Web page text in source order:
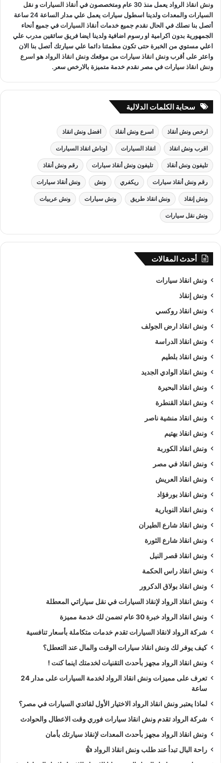
:
ونش انقاذ الرواد يعمل منذ 30 عام ومتخصصون في أنقاذ السياراتو نقل
السيارات
والمعدات ولدينا اسطول سيارات يعمل علي مدار الساعة 24 ساعة
أتصل بنا نصلك في الحال نقدم جميع خدماتأنقاذ السياراتفي جميع أنحاء
الجمهورية بدون اكرامية او رسوم اضافية ولدينا ايضا فريق سائقين مدرب علي
اعلي مستوي من الخبرة حتى تكون مطمئنا دائما علي سيارتك أتصل بنا الان
واعثر علىأقرب ونش انقاذ سياراتمن موقعك ونش انقاذ الرواد هو اسرع
ونش انقاذ سياراتفي مصر نقدم خدمة متميزة بالارخص سعر.
سحابة الكلمات الدلالية
ارخص ونش أنقاذ اسرع ونش أنقاذ افضل ونش انقاذ
اقرب ونش انقاذ انقاذ السيارات اوناش انقاذ السيارات
تليفون ونش أنقاذ تليفون ونش أنقاذ سيارات رقم ونش أنقاذ
رقم ونش أنقاذ سيارات ريكفري ونش ونش أنقاذ سيارات
ونش إنقاذ ونش انقاذ طريق ونش سيارات ونش عربيات
ونش نقل سيارات
أحدث المقالات
ونش انقاذ سيارات
ونش إنقاذ
ونش انقاذ روكسي
ونش انقاذ ارض الجولف
ونش انقاذ الدراسة
ونش انقاذ بلطيم
ونش انقاذ الوادي الجديد
ونش انقاذ البحيرة
ونش انقاذ القنطرة
ونش انقاذ منشية ناصر
ونش انقاذ بهتيم
ونش انقاذ الكوربة
ونش انقاذ في مصر
ونش انقاذ العريش
ونش انقاذ بورفؤاد
ونش انقاذ النوبارية
ونش انقاذ شارع الطيران
ونش انقاذ شارع الثورة
ونش انقاذ قصر النيل
ونش انقاذ راس الحكمة
ونش انقاذ بولاق الدكرور
ونش انقاذ الرواد لإنقاذ السيارات في نقل سياراتي المعطلة
ونش انقاذ الرواد خبرة 30 عام تضمن لك خدمة مميزة
شركة الرواد لانقاذ السيارات تقدم خدمات متكاملة بأسعار تنافسية
كيف يوفر لك ونش انقاذ سيارات الوقت والمال عند التعطل؟
ونش انقاذ الرواد مجهز بأحدث التقنيات لخدمتك اينما كنت !
تعرف على مميزات ونش انقاذ الرواد لخدمة السيارات على مدار 24
ساعة
لماذا يعتبر ونش انقاذ الرواد الاختيار الأول لقائدي السيارات في مصر؟
شركة الرواد تقدم ونش انقاذ سيارات فوري وقت الاعطال والحوادث
ونش انقاذ الرواد مجهز بأحدث المعدات لإنقاذ سيارتك بأمان
راحة البال تبدأ عند طلب ونش انقاذ الرواد 👍